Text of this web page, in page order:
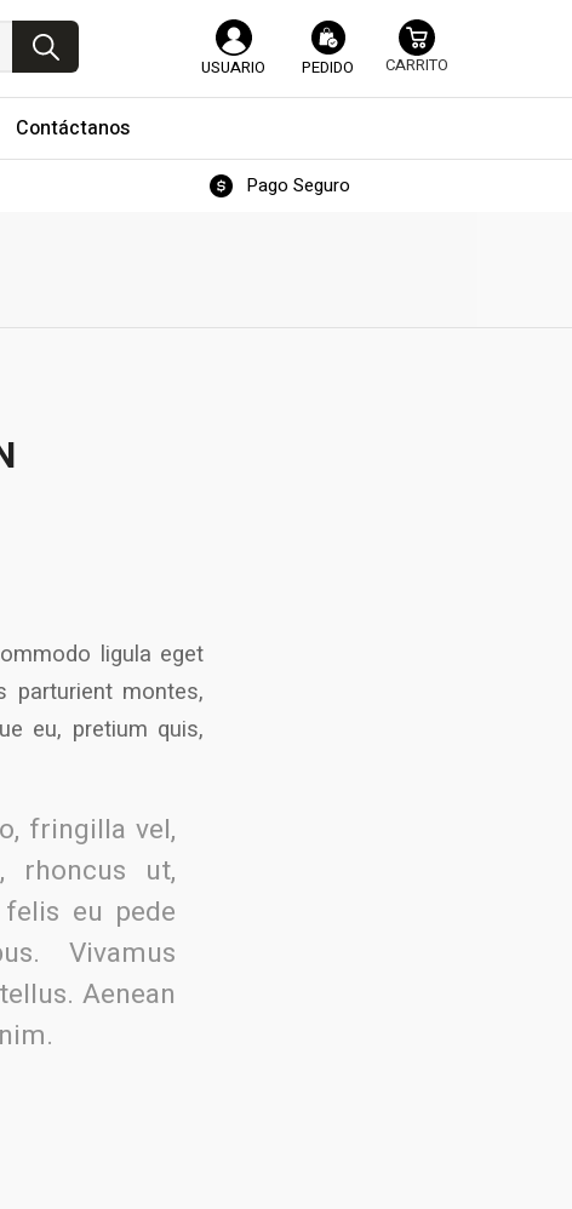
USUARIO PEDIDO
Contáctanos
Pago Seguro
ligula eget
parturient montes,
eu, pretium quis,
fringilla vel,
rhoncus ut,
eu pede
Vivamus
Aenean